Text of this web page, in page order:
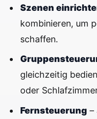
Szenen
kombinieren, um
schaffen.
gleichzeitig
oder
Fernsteuerung –